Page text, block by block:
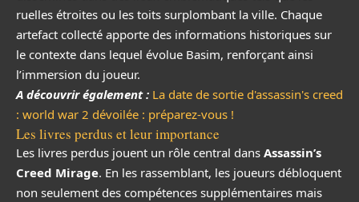
ruelles étroites ou les toits surplombant la ville. Chaque
artefact collecté apporte des informations historiques sur
le contexte dans lequel évolue Basim, renforçant ainsi
l’immersion du joueur.
A découvrir également : La date de sortie d'assassin's creed
: world war 2 dévoilée : préparez-vous !
Les livres perdus et leur importance
Les livres perdus jouent un rôle central dans Assassin’s
Creed Mirage. En les rassemblant, les joueurs débloquent
non seulement des compétences supplémentaires mais